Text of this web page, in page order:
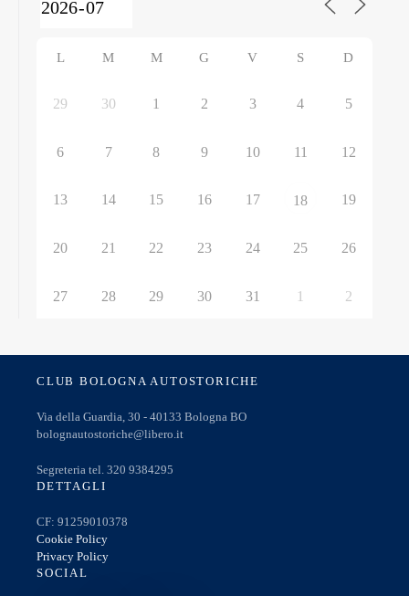
L M M G V S D
29 30 1 2 3 4 5
6 7 8 9 10 11 12
13 14 15 16 17 18 19
20 21 22 23 24 25 26
27 28 29 30 31 1 2
CLUB BOLOGNA AUTOSTORICHE
Via della Guardia, 30 - 40133 Bologna BO
bolognautostoriche@libero.it
Segreteria tel. 320 9384295
DETTAGLI
CF: 91259010378
Cookie Policy
Privacy Policy
SOCIAL